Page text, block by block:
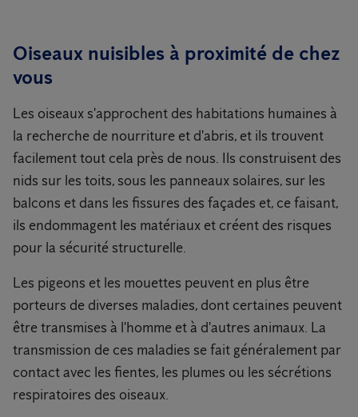
Oiseaux nuisibles à proximité de chez
vous
Les oiseaux s'approchent des habitations humaines à
la recherche de nourriture et d'abris, et ils trouvent
facilement tout cela près de nous. Ils construisent des
nids sur les toits, sous les panneaux solaires, sur les
balcons et dans les fissures des façades et, ce faisant,
ils endommagent les matériaux et créent des risques
pour la sécurité structurelle.
Les pigeons et les mouettes peuvent en plus être
porteurs de diverses maladies, dont certaines peuvent
être transmises à l'homme et à d'autres animaux. La
transmission de ces maladies se fait généralement par
contact avec les fientes, les plumes ou les sécrétions
respiratoires des oiseaux.